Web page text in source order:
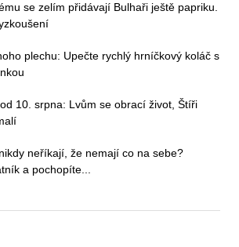
se zelím přidávají Bulhaři ještě papriku.
plechu: Upečte rychlý hrníčkový koláč s
10. srpna: Lvům se obrací život, Štíři
neříkají, že nemají co na sebe?
a pochopíte...